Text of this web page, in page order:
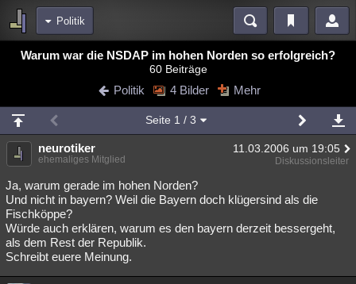
Politik
Bereiche
Blogs
Chat Wiki Neuigkeiten
meine Rubriken
Menschen Wissenschaft Mystery Kriminalfälle
Spiritualität Verschwörungen Technologie
Natur Umfragen
weitere Rubriken
Philosophie Träume
Warum war die NSDAP im hohen Norden so erfolgreich?
60 Beiträge
Politik 4 Bilder Mehr
Seite 1 / 3
neurotiker 11.03.2006 um 19:05
ehemaliges Mitglied Diskussionsleiter
Ja, warum gerade im hohen Norden?
Und nicht in bayern? Weil die Bayern doch klügersind als die
Fischköppe?
Würde auch erklären, warum es den bayern derzeit bessergeht,
als dem Rest der Republik.
Schreibt euere Meinung.